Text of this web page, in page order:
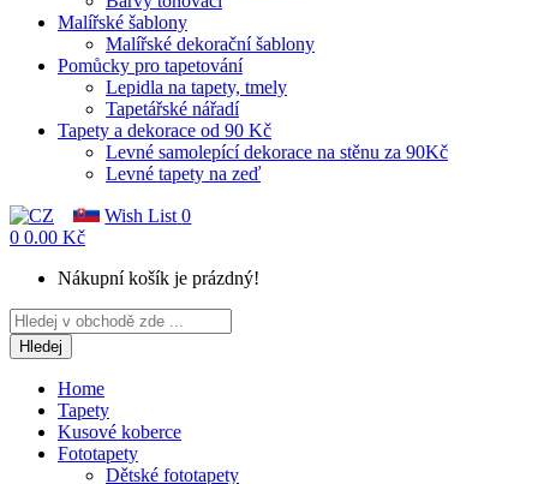
Malířské šablony
Malířské dekorační šablony
Pomůcky pro tapetování
Lepidla na tapety, tmely
Tapetářské nářadí
Tapety a dekorace od 90 Kč
Levné samolepící dekorace na stěnu za 90Kč
Levné tapety na zeď
Wish List 0
0 0.00 Kč
Nákupní košík je prázdný!
Hledej
Home
Tapety
Kusové koberce
Fototapety
Dětské fototapety